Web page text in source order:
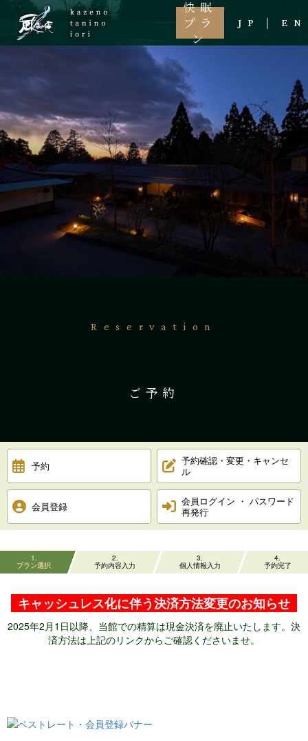
快眠
プラ
ン
JP EN
Reservation
ご予約
予約
予約確認・変更・キャンセ
ル
会員登録
会員ログイン ・ パスワード
再発行
1
プラン選択
2
予約内容入力
3
個人情報入力
4
予約完了
キャッシュレス化に伴う決済方法変更のお知らせ
2025年2月1日以降、当館での精算は現金決済を廃止いたします。 決
済方法は上記のリンクからご確認くださいませ。